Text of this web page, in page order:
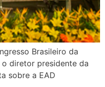
Brasileiro da
diretor presidente da
sobre a EAD